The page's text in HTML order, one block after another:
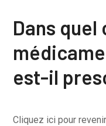
Dans quel
est-il
Cliquez ici pour